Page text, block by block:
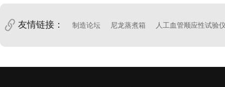
友情链接： 制造论坛 尼龙蒸煮箱 人工血管顺应性试验